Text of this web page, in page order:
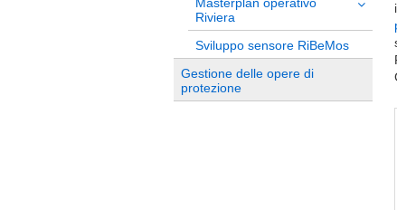
Riviera
Sviluppo sensore RiBeMos
Gestione delle opere di
protezione